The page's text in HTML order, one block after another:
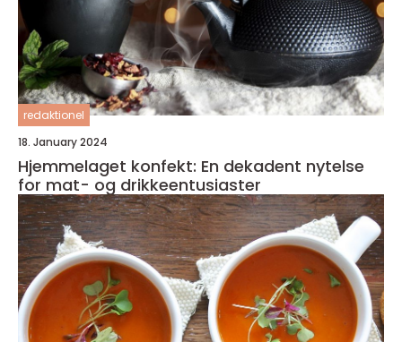
redaktionel
18. January 2024
Hjemmelaget konfekt: En dekadent nytelse
for mat- og drikkeentusiaster